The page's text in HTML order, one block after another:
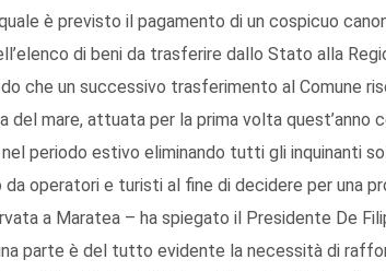
è previsto il pagamento di un cospicuo
di beni da trasferire dallo Stato alla
che un successivo trasferimento al Comune
del mare, attuata per la prima volta quest’anno
periodo estivo eliminando tutti gli inquinanti
operatori e turisti al fine di decidere per una
a Maratea – ha spiegato il Presidente De
parte è del tutto evidente la necessità di